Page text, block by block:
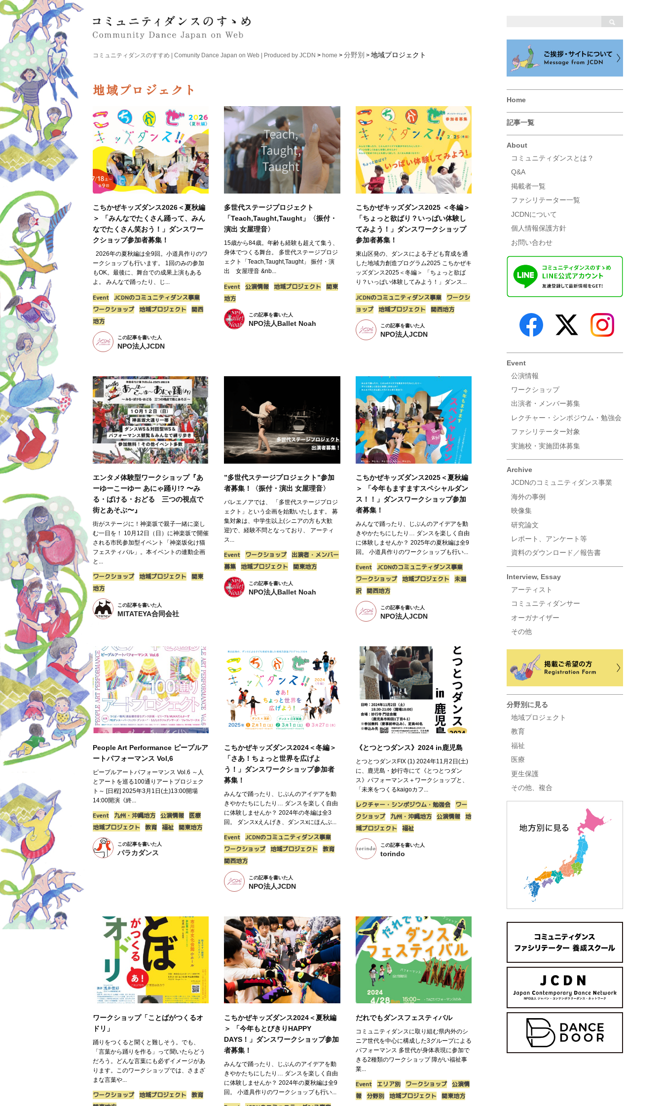
コミュニティダンスのすすめ | Comunity Dance Japan on Web | Produced by JCDN > home >分野別 >地域プロジェクト
Home
記事一覧
About
コミュニティダンスとは？
Q&A
掲載者一覧
ファシリテーター一覧
JCDNについて
個人情報保護方針
お問い合わせ
Event
公演情報
ワークショップ
出演者・メンバー募集
レクチャー・シンポジウム・勉強会
ファシリテーター対象
実施校・実施団体募集
Archive
JCDNのコミュニティダンス事業
海外の事例
映像集
研究論文
レポート、アンケート等
資料のダウンロード／報告書
Interview, Essay
アーティスト
コミュニティダンサー
オーガナイザー
その他
分野別に見る
地域プロジェクト
教育
福祉
医療
更生保護
その他、複合
地域プロジェクト
こちかぜキッズダンス2026＜夏秋編
＞ 「みんなでたくさん踊って、みん
なでたくさん笑おう！」ダンスワー
クショップ参加者募集！
2026年の夏秋編は全9回。小道具作りのワ
ークショップも行います。 1回のみの参加
もOK。最後に、舞台での成果上演もある
よ。 みんなで踊ったり、じ...
Event JCDNのコミュニティダンス事業
ワークショップ 地域プロジェクト
関西
地方
この記事を書いた人
NPO法人JCDN
多世代ステージプロジェクト
「Teach,Taught,Taught」〈振付・
演出 女屋理音〉
15歳から84歳。年齢も経験も超えて集う、
身体でつくる舞台。 多世代ステージプロジ
ェクト「Teach,Taught,Taught」 振付・演
出 女屋理音 &nb...
Event 公演情報 地域プロジェクト
関東
地方
この記事を書いた人
NPO法人Ballet Noah
こちかぜキッズダンス2025 ＜冬編＞
「ちょっと欲ばり？いっぱい体験し
てみよう！」ダンスワークショップ
参加者募集！
東山区発の、ダンスによる子ども育成を通
した地域力創造プログラム2025 こちかぜキ
ッズダンス2025＜冬編＞ 「ちょっと欲ば
り？いっぱい体験してみよう！」ダンス...
JCDNのコミュニティダンス事業
ワークシ
ョップ
地域プロジェクト 関西地方
この記事を書いた人
NPO法人JCDN
エンタメ体験型ワークショップ『あ
ーゆーこーゆー あにゃ踊り!? 〜み
る・ばける・おどる 三つの視点で
街とあそぶ〜』
街がステージに！神楽坂で親子一緒に楽し
む一日を！ 10月12日（日）に神楽坂で開催
される市民参加型イベント「神楽坂化け猫
フェスティバル」。本イベントの連動企画
と...
ワークショップ 地域プロジェクト
関東
地方
この記事を書いた人
MITATEYA合同会社
”多世代ステージプロジェクト”参加
者募集！〈振付・演出 女屋理音〉
バレエノアでは、 「多世代ステージプロジ
ェクト」という企画を始動いたします。 募
集対象は、中学生以上(シニアの方も大歓
迎)で、経験不問となっており、 アーティ
ス...
Event ワークショップ
出演者・メンバー
募集 地域プロジェクト 関東地方
この記事を書いた人
NPO法人Ballet Noah
こちかぜキッズダンス2025＜夏秋編
＞ 「今年もますますスペシャルダン
ス！！」ダンスワークショップ参加
者募集！
みんなで踊ったり、じぶんのアイデアを動
きやかたちにしたり… ダンスを楽しく自由
に体験しませんか？ 2025年の夏秋編は全9
回。 小道具作りのワークショップも行い...
Event
JCDNのコミュニティダンス事業
ワークショップ
地域プロジェクト
未選
択
関西地方
この記事を書いた人
NPO法人JCDN
People Art Performance ピープルア
ートパフォーマンス Vol,6
ピープルアートパフォーマンス Vol.6 ～人
とアートを巡る100通りアートプロジェク
ト～ [日程] 2025年3月1日(土)13:00開場
14:00開演《終...
Event 九州・沖縄地方 公演情報
医療
地域プロジェクト
教育 福祉 関東地方
この記事を書いた人
パラカダンス
こちかぜキッズダンス2024＜冬編＞
「さあ！ちょっと世界を広げよ
う！」ダンスワークショップ参加者
募集！
みんなで踊ったり、じぶんのアイデアを動
きやかたちにしたり… ダンスを楽しく自由
に体験しませんか？ 2024年の冬編は全3
回。 ダンスxえんげき、ダンスxにほんぶ...
Event
JCDNのコミュニティダンス事業
ワークショップ 地域プロジェクト
教育
関西地方
この記事を書いた人
NPO法人JCDN
《とつとつダンス》2024 in鹿児島
とつとつダンスFIX (1) 2024年11月2日(土)
に、鹿児島・妙行寺にて《とつとつダン
ス》パフォーマンス＋ワークショップと、
「未来をつくるkaigoカフ...
レクチャー・シンポジウム・勉強会
ワー
クショップ
九州・沖縄地方 公演情報
地
域プロジェクト
福祉
この記事を書いた人
torindo
ワークショップ「ことばがつくるオ
ドリ」
踊りをつくると聞くと難しそう。でも、
「言葉から踊りを作る」って聞いたらどう
だろう。どんな言葉にも必ずイメージがあ
ります。このワークショップでは、さまざ
まな言葉や...
ワークショップ 地域プロジェクト
教育
こちかぜキッズダンス2024＜夏秋編
＞ 「今年もとびきりHAPPY
DAYS！」ダンスワークショップ参加
者募集！
みんなで踊ったり、じぶんのアイデアを動
きやかたちにしたり… ダンスを楽しく自由
に体験しませんか？ 2024年の夏秋編は全9
回。 小道具作りのワークショップも行い...
だれでもダンスフェスティバル
コミュニティダンスに取り組む県内外のシ
ニア世代を中心に構成した3グループによる
パフォーマンス 多世代が身体表現に参加で
きる2種類のワークショップ 障がい福祉事
業...
Event エリア別 ワークショップ
公演情
報
分野別 地域プロジェクト 関東地方